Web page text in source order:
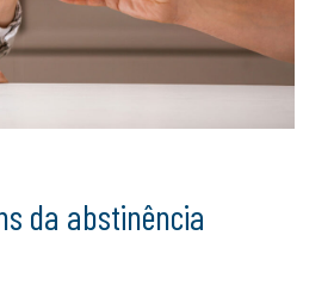
da abstinência